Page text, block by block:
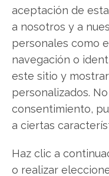
aceptación de
a nosotros y a
personales como
navegación o
este sitio y
personalizados.
consentimiento,
a ciertas
Haz clic a
o realizar